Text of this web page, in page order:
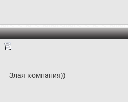
Злая компания))